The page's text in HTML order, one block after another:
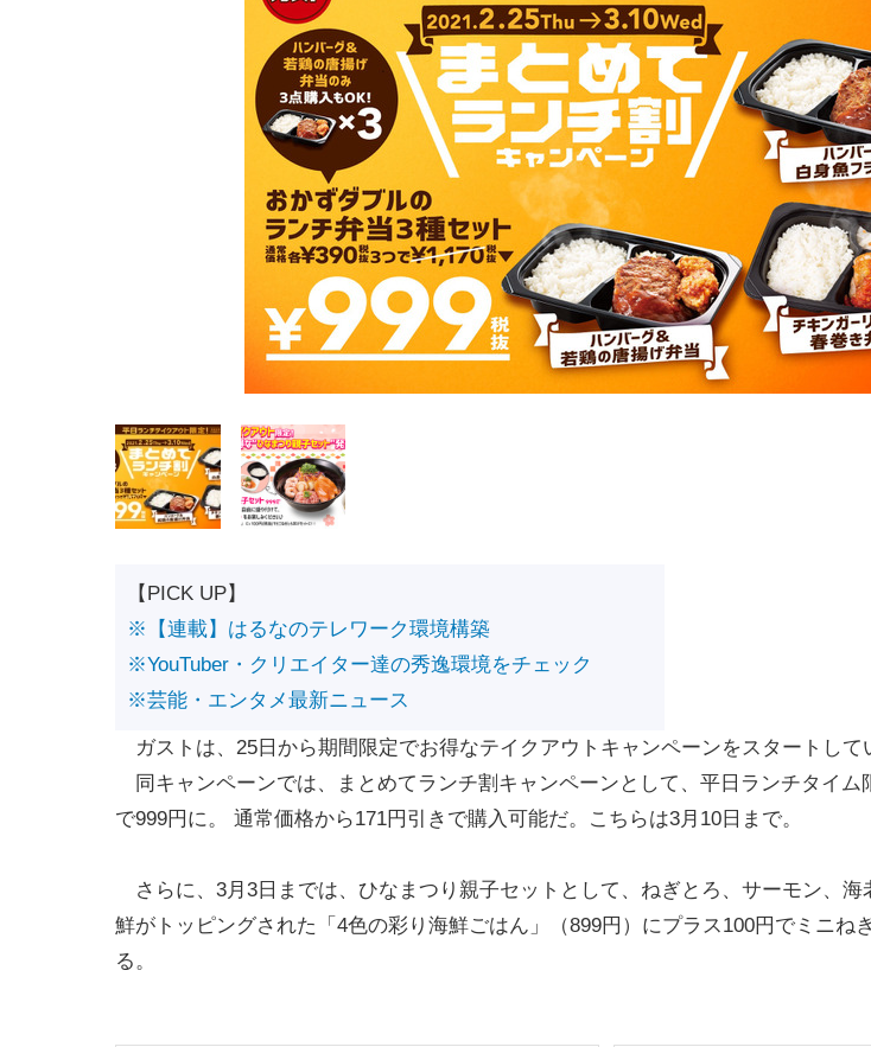
【PICK UP】
※【連載】はるなのテレワーク環境構築
※YouTuber・クリエイター達の秀逸環境をチェック
※芸能・エンタメ最新ニュース
ガストは、25日から期間限定でお得なテイクアウトキャンペーンをスタートして
同キャンペーンでは、まとめてランチ割キャンペーンとして、平日ランチタイム
で999円に。 通常価格から171円引きで購入可能だ。こちらは3月10日まで。
さらに、3月3日までは、ひなまつり親子セットとして、ねぎとろ、サーモン、海
鮮がトッピングされた「4色の彩り海鮮ごはん」（899円）にプラス100円でミニね
る。